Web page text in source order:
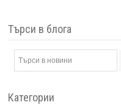
Търси в блога
Категории